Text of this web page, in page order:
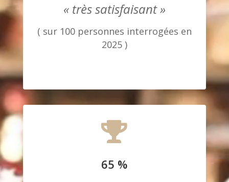
« très satisfaisant »
( sur 100 personnes interrogées en
2025 )

65 %